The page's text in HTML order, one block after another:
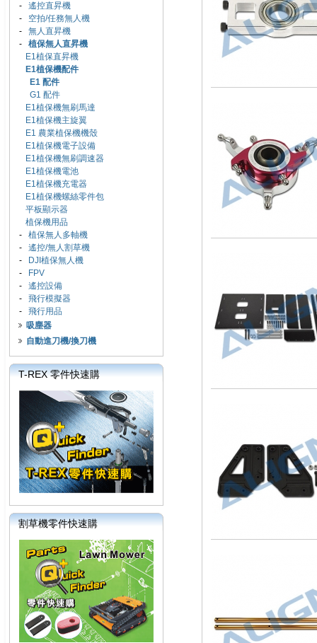
- 遙控直昇機
- 空拍/任務無人機
- 無人直昇機
- 植保無人直昇機
E1植保直昇機
E1植保機配件
E1 配件
G1 配件
E1植保機無刷馬達
E1植保機主旋翼
E1 農業植保機機殼
E1植保機電子設備
E1植保機無刷調速器
E1植保機電池
E1植保機充電器
E1植保機螺絲零件包
平板顯示器
植保機用品
- 植保無人多軸機
- 遙控/無人割草機
-
DJI植保無人機
-
FPV
- 遙控設備
- 飛行模擬器
- 飛行用品
吸塵器
自動進刀機/換刀機
T-REX 零件快速購
割草機零件快速購